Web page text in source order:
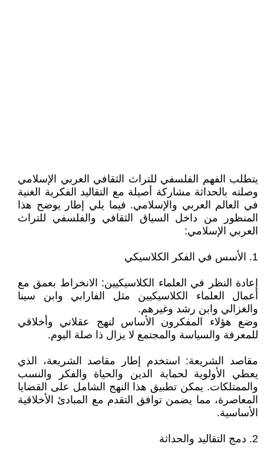
يتطلب الفهم الفلسفي للتراث الثقافي العربي الإسلامي
وصلته بالحداثة مشاركة أصيلة مع التقاليد الفكرية الغنية
في العالم العربي والإسلامي. فيما يلي إطار يوضح هذا
المنظور من داخل السياق الثقافي والفلسفي للتراث
العربي الإسلامي:
1. الأسس في الفكر الكلاسيكي
إعادة النظر في العلماء الكلاسيكيين: الانخراط بعمق مع
أعمال العلماء الكلاسيكيين مثل الفارابي وابن سينا
والغزالي وابن رشد وغيرهم.
وضع هؤلاء المفكرون الأساس لنهج عقلاني وأخلاقي
للمعرفة والسياسة والمجتمع لا يزال ذا صلة اليوم.
مقاصد الشريعة: استخدم إطار مقاصد الشريعة، الذي
يعطي الأولوية لحماية الدين والحياة والفكر والنسب
والممتلكات. يمكن تطبيق هذا النهج الشامل على القضايا
المعاصرة، مما يضمن توافق التقدم مع المبادئ الأخلاقية
الأساسية.
2. دمج التقاليد والحداثة